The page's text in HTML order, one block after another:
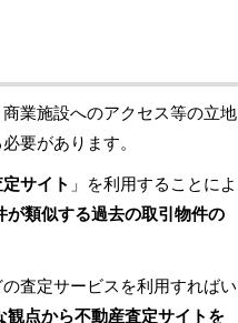
業施設へのアクセス等の立地
要があります。
サイト 」を利用することによ
が類似する過去の取引物件の
査定サービスを利用すればい
点から不動産査定サイトを